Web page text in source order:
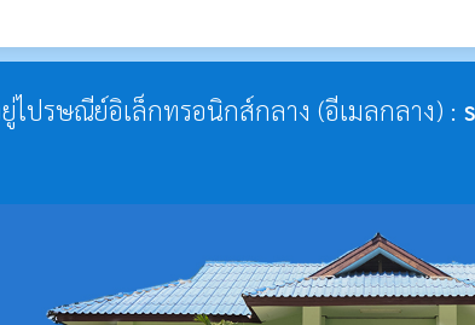
ไปรษณีย์อิเล็กทรอนิกส์กลาง (อีเมลกลาง) :